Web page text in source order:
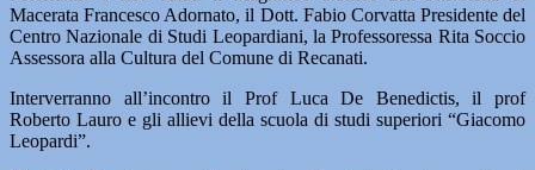
Macerata Francesco Adornato, il Dott. Fabio Corvatta Presidente del
Centro Nazionale di Studi Leopardiani, la Professoressa Rita Soccio
Assessora alla Cultura del Comune di Recanati.
Interverranno all’incontro il Prof Luca De Benedictis, il prof
Roberto Lauro e gli allievi della scuola di studi superiori “Giacomo
Leopardi”.